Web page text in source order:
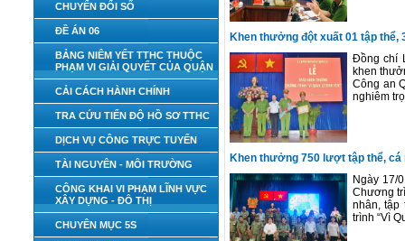
CHUYỂN ĐỔI SỐ
ĐỀ ÁN 06
BẢNG NIÊM YẾT TTHC THUỘC
PHẠM VI GIẢI QUYẾT CỦA QUẬN
CẢI CÁCH HÀNH CHÍNH
TRA CỨU TIẾN ĐỘ HỒ SƠ TTHC
DỊCH VỤ CÔNG TRỰC TUYẾN
TÀI NGUYÊN - MÔI TRƯỜNG
CÔNG KHAI VI PHẠM LĨNH VỰC
XÂY DỰNG - ĐÔ THỊ
CHUYÊN MỤC 5S
Khen thưởng đột xuất 01 tập thể,
Đồng chí
khen
Công an
nghiêm
Khen thưởng 750 lượt tập thể, cá
Ngày 17/
Chương
nhân, tập
trình “Vì